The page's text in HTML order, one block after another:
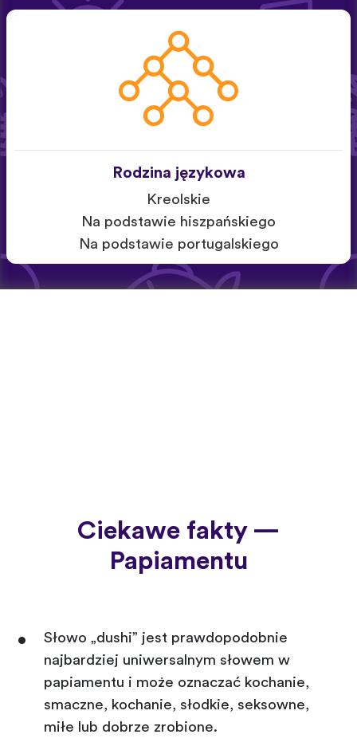
Rodzina językowa
Kreolskie
Na podstawie hiszpańskiego
Na podstawie portugalskiego
Ciekawe fakty —
Papiamentu
Słowo „dushi” jest prawdopodobnie
najbardziej uniwersalnym słowem w
papiamentu i może oznaczać kochanie,
smaczne, kochanie, słodkie, seksowne,
miłe lub dobrze zrobione.